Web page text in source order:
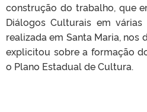
construção do trabalho, que
Diálogos Culturais em
realizada em Santa Maria, nos
explicitou sobre a formação
o Plano Estadual de Cultura.